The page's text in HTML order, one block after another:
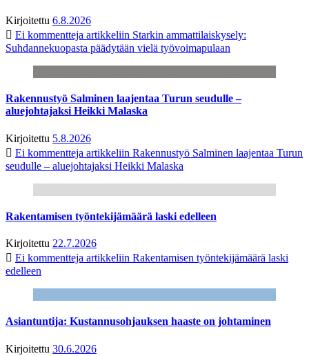
Kirjoitettu 6.8.2026
Ei kommentteja artikkeliin Starkin ammattilaiskysely:
Suhdannekuopasta päädytään vielä työvoimapulaan
Rakennustyö Salminen laajentaa Turun seudulle –
aluejohtajaksi Heikki Malaska
Kirjoitettu 5.8.2026
Ei kommentteja artikkeliin Rakennustyö Salminen laajentaa Turun
seudulle – aluejohtajaksi Heikki Malaska
Rakentamisen työntekijämäärä laski edelleen
Kirjoitettu 22.7.2026
Ei kommentteja artikkeliin Rakentamisen työntekijämäärä laski
edelleen
Asiantuntija: Kustannusohjauksen haaste on johtaminen
Kirjoitettu 30.6.2026